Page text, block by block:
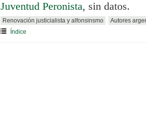
Juventud Peronista, sin datos.
Renovación justicialista y alfonsinsmo
Autores
Índice